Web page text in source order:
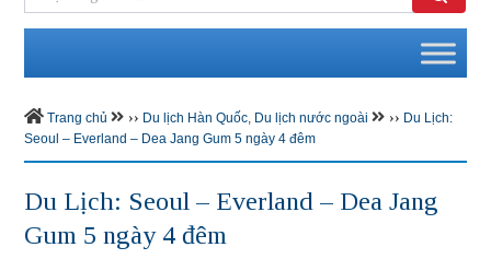
Trang chủ ›› Du lịch Hàn Quốc, Du lịch nước ngoài ›› Du Lịch:
Seoul – Everland – Dea Jang Gum 5 ngày 4 đêm
Du Lịch: Seoul – Everland – Dea Jang
Gum 5 ngày 4 đêm